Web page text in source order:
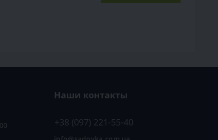
Наши контакты
+38 (097) 221-55-40